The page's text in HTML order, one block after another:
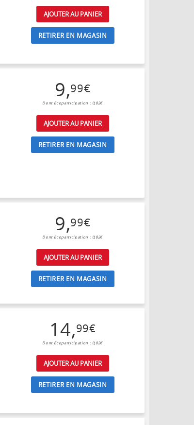
AJOUTER AU PANIER
RETIRER EN MAGASIN
9,99€
Dont Ecoparticipation : 0,02€
AJOUTER AU PANIER
RETIRER EN MAGASIN
9,99€
Dont Ecoparticipation : 0,02€
AJOUTER AU PANIER
RETIRER EN MAGASIN
14,99€
Dont Ecoparticipation : 0,02€
AJOUTER AU PANIER
RETIRER EN MAGASIN